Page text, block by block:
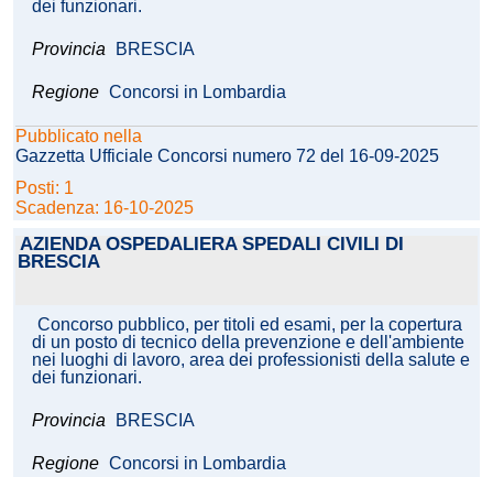
dei funzionari.
Provincia BRESCIA
Regione Concorsi in Lombardia
Pubblicato nella
Gazzetta Ufficiale Concorsi numero 72 del 16-09-2025
Posti: 1
Scadenza: 16-10-2025
AZIENDA OSPEDALIERA SPEDALI CIVILI DI
BRESCIA
Concorso pubblico, per titoli ed esami, per la copertura
di un posto di tecnico della prevenzione e dell'ambiente
nei luoghi di lavoro, area dei professionisti della salute e
dei funzionari.
Provincia BRESCIA
Regione Concorsi in Lombardia